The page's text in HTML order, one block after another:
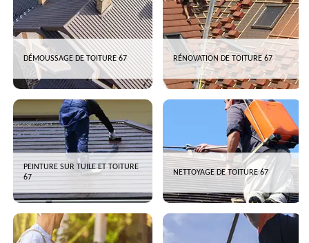
DÉMOUSSAGE DE TOITURE 67 RÉNOVATION DE TOITURE 67
PEINTURE SUR TUILE ET TOITURE
67
NETTOYAGE DE TOITURE 67